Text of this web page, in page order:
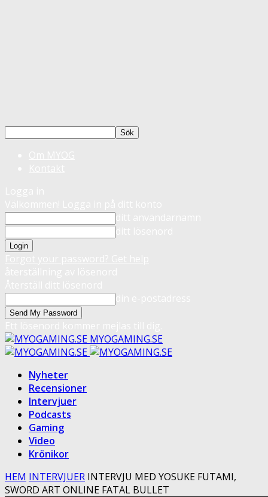
MYOGAMING.SE
Nyheter
Recensioner
Intervjuer
Podcasts
Gaming
Video
Krönikor
HEM INTERVJUER INTERVJU MED YOSUKE FUTAMI,
SWORD ART ONLINE FATAL BULLET